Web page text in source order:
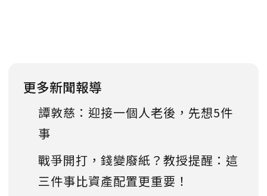
更多新聞報導
譚敦慈：迎接一個人老後，先想5件
事
戰爭開打，錢變廢紙？教授提醒：這
三件事比資產配置更重要！